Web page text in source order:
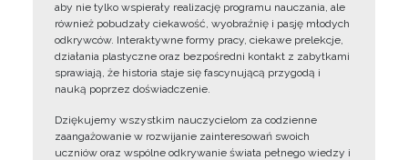
aby nie tylko wspierały realizację programu nauczania, ale
również pobudzały ciekawość, wyobraźnię i pasję młodych
odkrywców. Interaktywne formy pracy, ciekawe prelekcje,
działania plastyczne oraz bezpośredni kontakt z zabytkami
sprawiają, że historia staje się fascynującą przygodą i
nauką poprzez doświadczenie.
Dziękujemy wszystkim nauczycielom za codzienne
zaangażowanie w rozwijanie zainteresowań swoich
uczniów oraz wspólne odkrywanie świata pełnego wiedzy i